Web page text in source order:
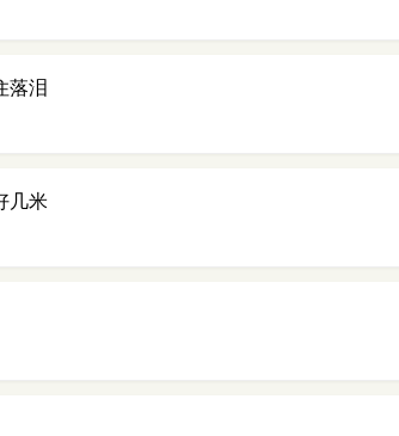
落泪
几米